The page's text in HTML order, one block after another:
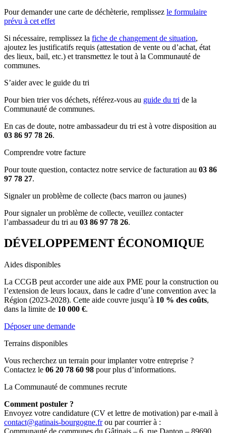
Pour demander une carte de déchèterie, remplissez le formulaire
prévu à cet effet
Si nécessaire, remplissez la fiche de changement de situation,
ajoutez les justificatifs requis (attestation de vente ou d’achat, état
des lieux, bail, etc.) et transmettez le tout à la Communauté de
communes.
S’aider avec le guide du tri
Pour bien trier vos déchets, référez-vous au guide du tri de la
Communauté de communes.
En cas de doute, notre ambassadeur du tri est à votre disposition au
03 86 97 78 26.
Comprendre votre facture
Pour toute question, contactez notre service de facturation au 03 86
97 78 27.
Signaler un problème de collecte (bacs marron ou jaunes)
Pour signaler un problème de collecte, veuillez contacter
l’ambassadeur du tri au 03 86 97 78 26.
DÉVELOPPEMENT ÉCONOMIQUE
Aides disponibles
La CCGB peut accorder une aide aux PME pour la construction ou
l’extension de leurs locaux, dans le cadre d’une convention avec la
Région (2023-2028). Cette aide couvre jusqu’à 10 % des coûts,
dans la limite de 10 000 €.
Déposer une demande
Terrains disponibles
Vous recherchez un terrain pour implanter votre entreprise ?
Contactez le 06 20 78 60 98 pour plus d’informations.
La Communauté de communes recrute
Comment postuler ?
Envoyez votre candidature (CV et lettre de motivation) par e-mail à
contact@gatinais-bourgogne.frou par courrier à :